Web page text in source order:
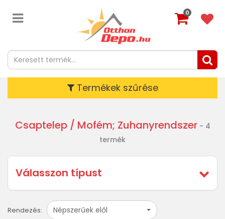
0
Termékek szűrése
Csaptelep/ Mofém; Zuhanyrendszer- 4
termék
Válasszon típust
Rendezés: Népszerűek elől